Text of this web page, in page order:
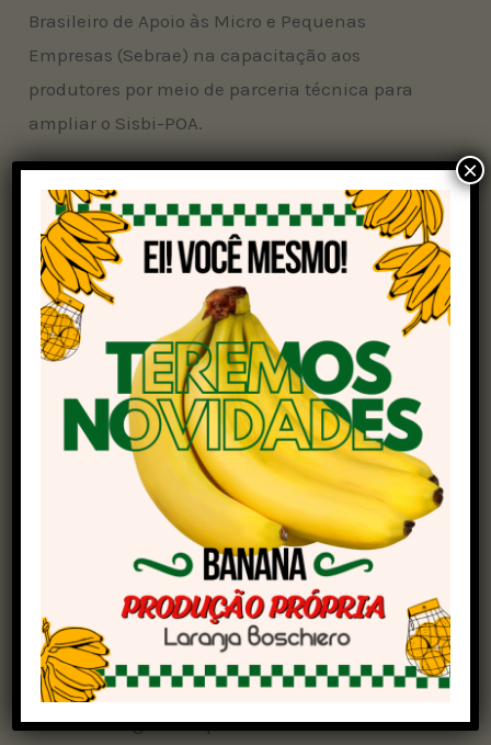
Brasileiro de Apoio às Micro e Pequenas
Empresas (Sebrae) na capacitação aos
produtores por meio de parceria técnica para
ampliar o Sisbi-POA.
A ideia do ministério é aumentar o alcance do
Sisbi-Poa nos municípios brasileiros e avançar
no número de estabelecimentos cadastrados, de
acordo com os interlocutores. O Sisbi-Poa
concede o selo nacional a produtos pecuários
que atendam aos requisitos de sanidade e
manipulação.
A meta da pasta é que até o fim do ano 1,8 mil
municípios façam a adesão ao Sisbi-Poa, ante
os atuais 970. Esse número já avançou contra
380 municípios do reportados no início de 2023.
Em março, o governo federal havia anunciado a
meta de aumentar a aplicação do sistema de
vigilância para 3 mil municípios ao fim de 2026.
A ampliação do Sisbi-Poa integra também as
medidas do governo para enfrentamento da
×